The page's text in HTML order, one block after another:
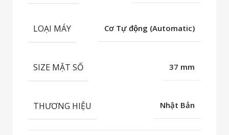
LOẠI MÁY Cơ Tự động (Automatic)
SIZE MẶT SỐ 37 mm
THƯƠNG HIỆU Nhật Bản